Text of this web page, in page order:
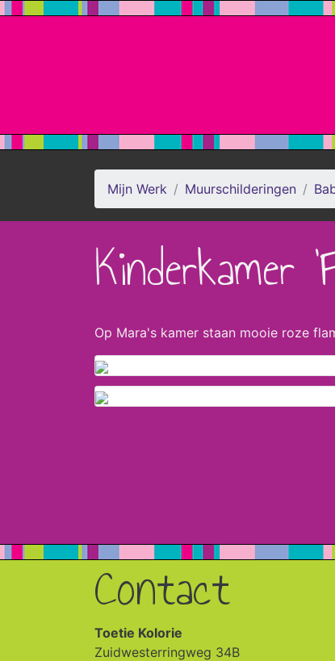
Mijn Werk Muurschilderingen
Kinderkamer
Op Mara's kamer staan mooie roze
Contact
Toetie Kolorie
Zuidwesterringweg 34B